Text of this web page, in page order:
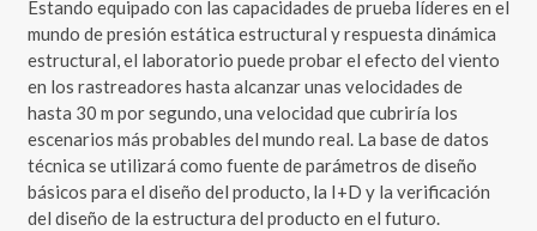
Estando equipado con las capacidades de prueba líderes en el
mundo de presión estática estructural y respuesta dinámica
estructural, el laboratorio puede probar el efecto del viento
en los rastreadores hasta alcanzar unas velocidades de
hasta 30 m por segundo, una velocidad que cubriría los
escenarios más probables del mundo real. La base de datos
técnica se utilizará como fuente de parámetros de diseño
básicos para el diseño del producto, la I+D y la verificación
del diseño de la estructura del producto en el futuro.